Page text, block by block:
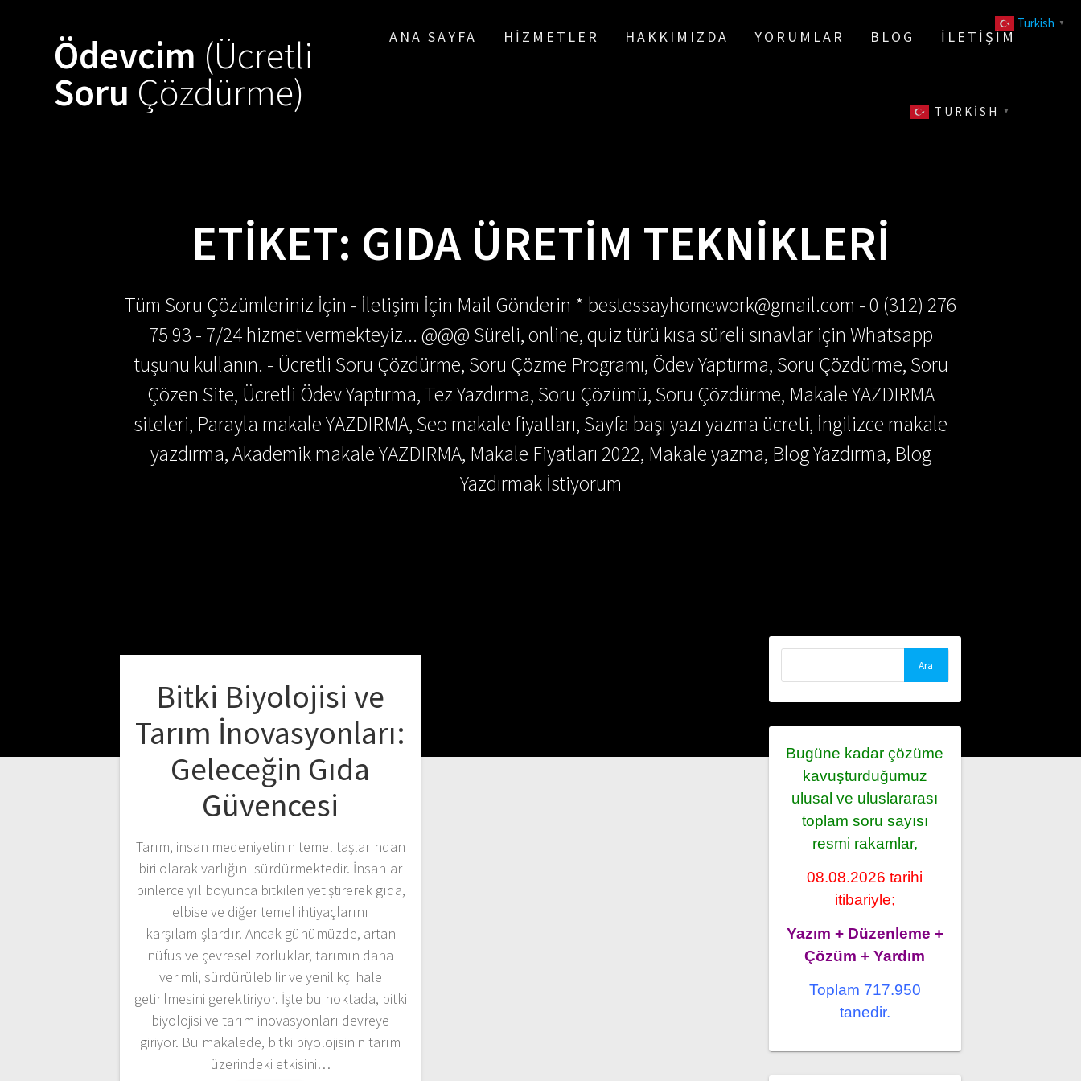
Ödevcim (Ücretli
Soru Çözdürme)
ANA SAYFA HIZMETLER HAKKIMIZDA YORUMLAR BLOG İLETIŞIM
TURKISH ▼
ETIKET: GIDA ÜRETIM TEKNIKLERI
Tüm Soru Çözümleriniz İçin - İletişim İçin Mail Gönderin * bestessayhomework@gmail.com - 0 (312) 276
75 93 - 7/24 hizmet vermekteyiz... @@@ Süreli, online, quiz türü kısa süreli sınavlar için Whatsapp
tuşunu kullanın. - Ücretli Soru Çözdürme, Soru Çözme Programı, Ödev Yaptırma, Soru Çözdürme, Soru
Çözen Site, Ücretli Ödev Yaptırma, Tez Yazdırma, Soru Çözümü, Soru Çözdürme, Makale YAZDIRMA
siteleri, Parayla makale YAZDIRMA, Seo makale fiyatları, Sayfa başı yazı yazma ücreti, İngilizce makale
yazdırma, Akademik makale YAZDIRMA, Makale Fiyatları 2022, Makale yazma, Blog Yazdırma, Blog
Yazdırmak İstiyorum
Bitki Biyolojisi ve
Tarım İnovasyonları:
Geleceğin Gıda
Güvencesi
Tarım, insan medeniyetinin temel taşlarından
biri olarak varlığını sürdürmektedir. İnsanlar
binlerce yıl boyunca bitkileri yetiştirerek gıda,
elbise ve diğer temel ihtiyaçlarını
karşılamışlardır. Ancak günümüzde, artan
nüfus ve çevresel zorluklar, tarımın daha
verimli, sürdürülebilir ve yenilikçi hale
getirilmesini gerektiriyor. İşte bu noktada, bitki
biyolojisi ve tarım inovasyonları devreye
giriyor. Bu makalede, bitki biyolojisinin tarım
üzerindeki etkisini…
Bugüne kadar çözüme
kavuşturduğumuz
ulusal ve uluslararası
toplam soru sayısı
resmi rakamlar,
08.08.2026 tarihi
itibariyle;
Yazım + Düzenleme +
Çözüm + Yardım
Toplam 717.950
tanedir.
Turkish ▼